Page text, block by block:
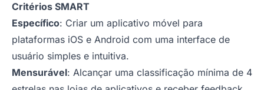
Critérios SMART
Específico: Criar um aplicativo móvel para
plataformas iOS e Android com uma interface de
usuário simples e intuitiva.
Mensurável: Alcançar uma classificação mínima de 4